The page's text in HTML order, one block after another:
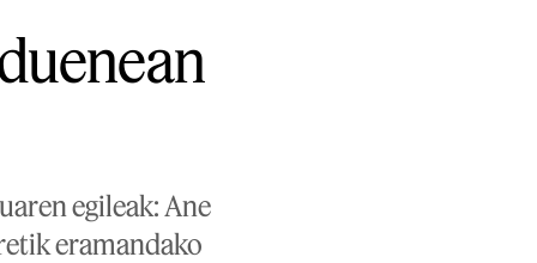
egileak: Ane
eramandako